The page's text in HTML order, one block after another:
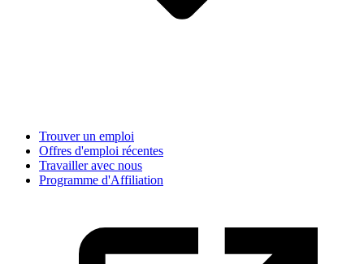
Trouver un emploi
Offres d'emploi récentes
Travailler avec nous
Programme d'Affiliation